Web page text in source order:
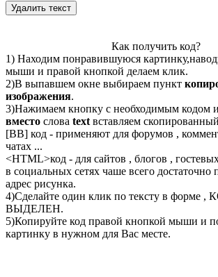
Как получить код?
1) Находим понравившуюся
мыши и правой кнопкой делаем клик.
2)В выпавшем окне выбираем пункт
изображения.
3)Нажимаем кнопку с необходимым кодом
вместо слова text вставляем
[BB] код - применяют для форумов ,
чатах ...
<HTML>код - для сайтов , блогов ,
в социальных сетях чаше всего достаточно
адрес рисунка.
4)Сделайте один клик по тексту в форме
ВЫДЕЛЕН.
5)Копируйте код правой кнопкой мыши и
картинку в нужном для Вас месте.